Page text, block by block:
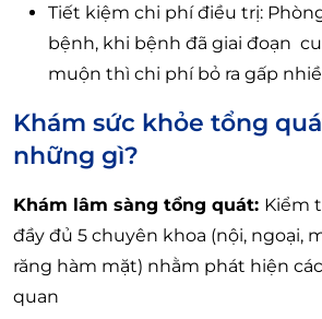
Tiết kiệm chi phí điều trị:
bệnh, khi bệnh đã giai đoạn
muộn thì chi phí bỏ ra gấp
Khám sức khỏe tổng
những gì?
Khám lâm sàng tổng quát: Kiểm
đầy đủ 5 chuyên khoa (nội, ngoại,
răng hàm mặt) nhằm phát hiện
quan